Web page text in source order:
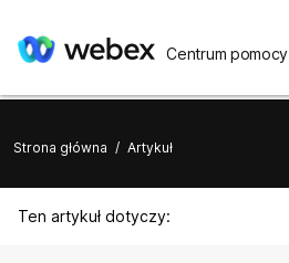
Centrum pomocy
Strona główna / Artykuł
Ten artykuł dotyczy: